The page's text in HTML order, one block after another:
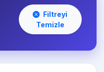
Filtreyi
Temizle